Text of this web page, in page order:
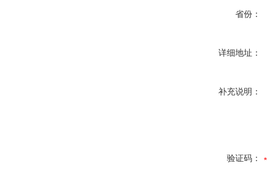
省份：
详细地址：
补充说明：
验证码：